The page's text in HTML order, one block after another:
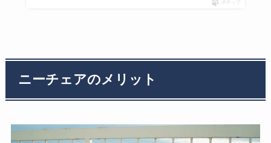
ポチップ
ニーチェアのメリット